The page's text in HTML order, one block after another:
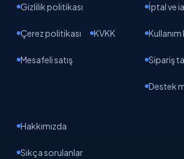
Gizlilik politikası
Çerez politikası KVKK
Mesafeli satış
İptal ve
Kullanım
Sipariş
Destek
Hakkımızda
Sıkça sorulanlar